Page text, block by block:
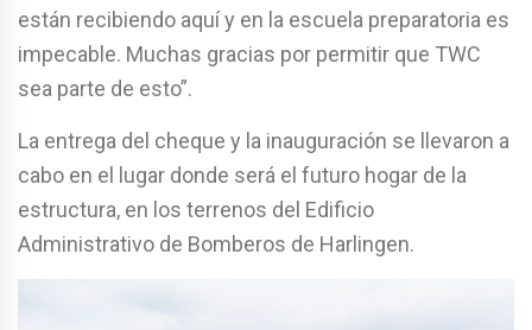
están recibiendo aquí y en la escuela preparatoria es
impecable. Muchas gracias por permitir que TWC
sea parte de esto”.
La entrega del cheque y la inauguración se llevaron a
cabo en el lugar donde será el futuro hogar de la
estructura, en los terrenos del Edificio
Administrativo de Bomberos de Harlingen.